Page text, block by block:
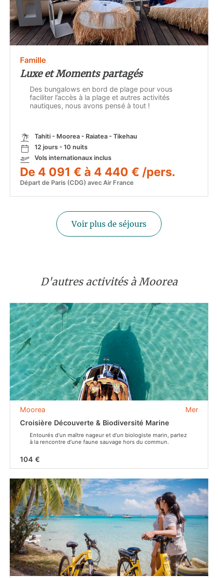
Famille
Luxe et Moments partagés
Des bungalows en bord de plage pour vous
faciliter l’accès à la plage et autres activités
nautiques, nous avons pensé à tout !
Tahiti - Moorea - Raiatea - Tikehau
12 jours - 10 nuits
Vols internationaux inclus
De 4 091 € à 4 440 € /pers.
Départ de Paris (CDG) avec Air France
Voir plus de séjours
D'autres activités à Moorea
Mer
Moorea
Croisière Découverte & Biodiversité Marine
Entourés d’un maître nageur et d’un biologiste marin, partez
à la rencontre d’une faune sauvage hors du commun.
104 €